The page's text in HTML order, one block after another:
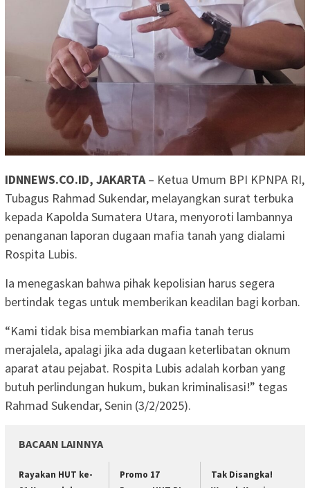
IDNNEWS.CO.ID, JAKARTA– Ketua Umum BPI KPNPA RI,
Tubagus Rahmad Sukendar, melayangkan surat terbuka
kepada Kapolda Sumatera Utara, menyoroti lambannya
penanganan laporan dugaan mafia tanah yang dialami
Rospita Lubis.
Ia menegaskan bahwa pihak kepolisian harus segera
bertindak tegas untuk memberikan keadilan bagi korban.
“Kami tidak bisa membiarkan mafia tanah terus
merajalela, apalagi jika ada dugaan keterlibatan oknum
aparat atau pejabat. Rospita Lubis adalah korban yang
butuh perlindungan hukum, bukan kriminalisasi!” tegas
Rahmad Sukendar, Senin (3/2/2025).
BACAAN LAINNYA
Rayakan HUT ke-
Promo 17
Tak Disangka!